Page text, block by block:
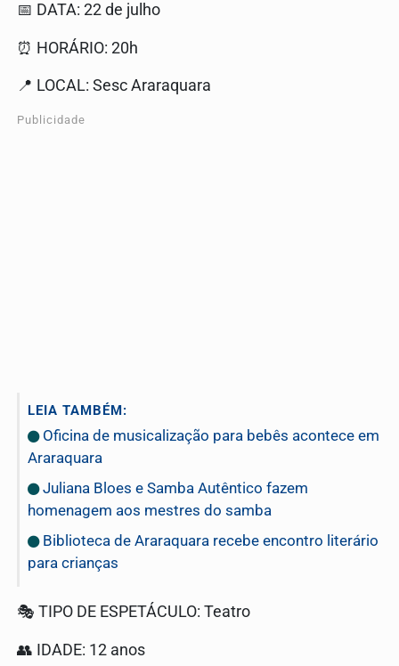
📅 DATA: 22 de julho
⏰ HORÁRIO: 20h
📍 LOCAL: Sesc Araraquara
Publicidade
LEIA TAMBÉM:
Oficina de musicalização para bebês acontece em
Araraquara
Juliana Bloes e Samba Autêntico fazem
homenagem aos mestres do samba
Biblioteca de Araraquara recebe encontro literário
para crianças
🎭 TIPO DE ESPETÁCULO: Teatro
👥 IDADE: 12 anos